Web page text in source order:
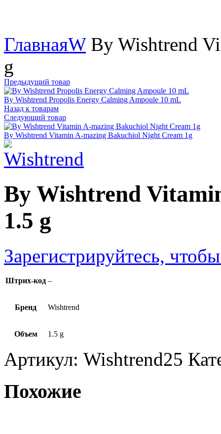
ГлавнаяWBy Wishtrend
g
Предыдущий товар
By Wishtrend Propolis Energy Calming Ampoule 10 mL
Назад к товарам
Следующий товар
By Wishtrend Vitamin A-mazing Bakuchiol Night Cream 1g
By Wishtrend
1.5 g
Зарегистрируйтесь,
Штрих-код –
Бренд Wishtrend
Объем 1.5 g
Артикул: Wishtrend25
Похожие